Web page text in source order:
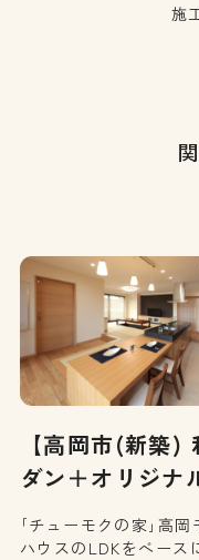
施
【高岡市(新築)
ダン＋オリジナ
キ…
｢チューモクの家｣高岡
ハウスのLDKをベース